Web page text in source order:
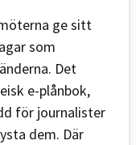
ge sitt
som
Det
e-plånbok,
för journalister
dem. Där